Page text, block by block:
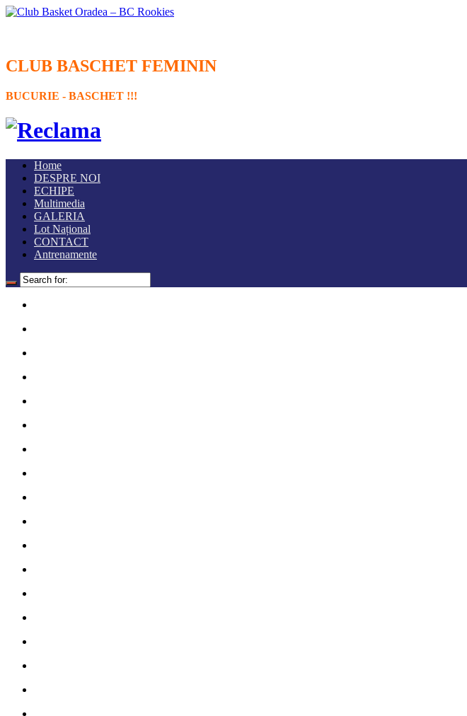
CLUB BASCHET FEMININ
BUCURIE - BASCHET !!!
Home
DESPRE NOI
ECHIPE
Multimedia
GALERIA
Lot Național
CONTACT
Antrenamente